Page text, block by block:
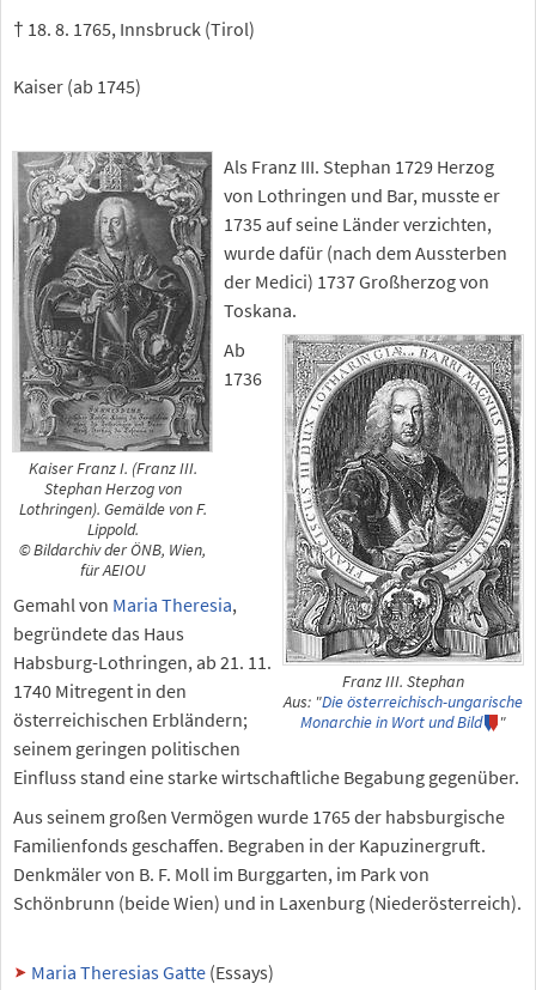
† 18. 8. 1765, Innsbruck (Tirol)
Kaiser (ab 1745)
Kaiser Franz I. (Franz III.
Stephan Herzog von
Lothringen). Gemälde von F.
Lippold.
© Bildarchiv der ÖNB, Wien,
für AEIOU
Als Franz III. Stephan 1729 Herzog
von Lothringen und Bar, musste er
1735 auf seine Länder verzichten,
wurde dafür (nach dem Aussterben
der Medici) 1737 Großherzog von
Toskana.
Franz III. Stephan
Aus: "Die österreichisch-ungarische
Monarchie in Wort und Bild
"
Ab
1736
Gemahl von Maria Theresia,
begründete das Haus
Habsburg-Lothringen, ab 21. 11.
1740 Mitregent in den
österreichischen Erbländern;
seinem geringen politischen
Einfluss stand eine starke wirtschaftliche Begabung gegenüber.
Aus seinem großen Vermögen wurde 1765 der habsburgische
Familienfonds geschaffen. Begraben in der Kapuzinergruft.
Denkmäler von B. F. Moll im Burggarten, im Park von
Schönbrunn (beide Wien) und in Laxenburg (Niederösterreich).
Maria Theresias Gatte (Essays)